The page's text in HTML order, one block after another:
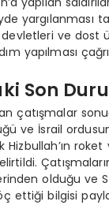
yargılanması
ve dost
yapılması
Son
çatışmalar
ve İsrail
Hizbullah’ın
olduğu ve
ettiği bilgisi